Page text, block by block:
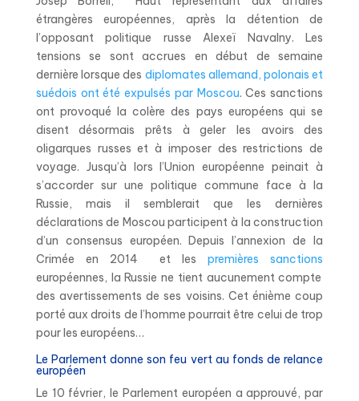
étrangères européennes, après la détention de
l’opposant politique russe Alexeï Navalny. Les
tensions se sont accrues en début de semaine
dernière lorsque des diplomates allemand, polonais et
suédois ont été expulsés par Moscou. Ces sanctions
ont provoqué la colère des pays européens qui se
disent désormais prêts à geler les avoirs des
oligarques russes et à imposer des restrictions de
voyage. Jusqu’à lors l’Union européenne peinait à
s’accorder sur une politique commune face à la
Russie, mais il semblerait que les dernières
déclarations de Moscou participent à la construction
d’un consensus européen. Depuis l’annexion de la
Crimée en 2014 et lespremières sanctions
européennes, la Russie ne tient aucunement compte
des avertissements de ses voisins. Cet énième coup
porté aux droits de l’homme pourrait être celui de trop
pour les européens…
Le Parlement donne son feu vert au fonds de relance
européen
Le 10 février, le Parlement européen a approuvé, par